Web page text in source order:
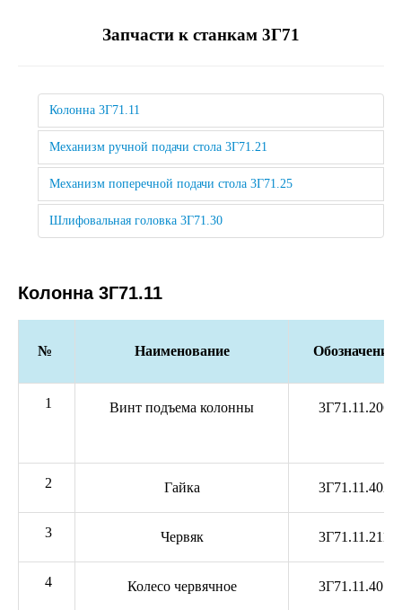
Запчасти к станкам 3Г71
Колонна 3Г71.11
Механизм ручной подачи стола 3Г71.21
Механизм поперечной подачи стола 3Г71.25
Шлифовальная головка 3Г71.30
Колонна 3Г71.11
№ Наименование Обозначение
1 Винт подъема колонны 3Г71.11.206
2 Гайка 3Г71.11.402
3 Червяк 3Г71.11.211
4 Колесо червячное 3Г71.11.401